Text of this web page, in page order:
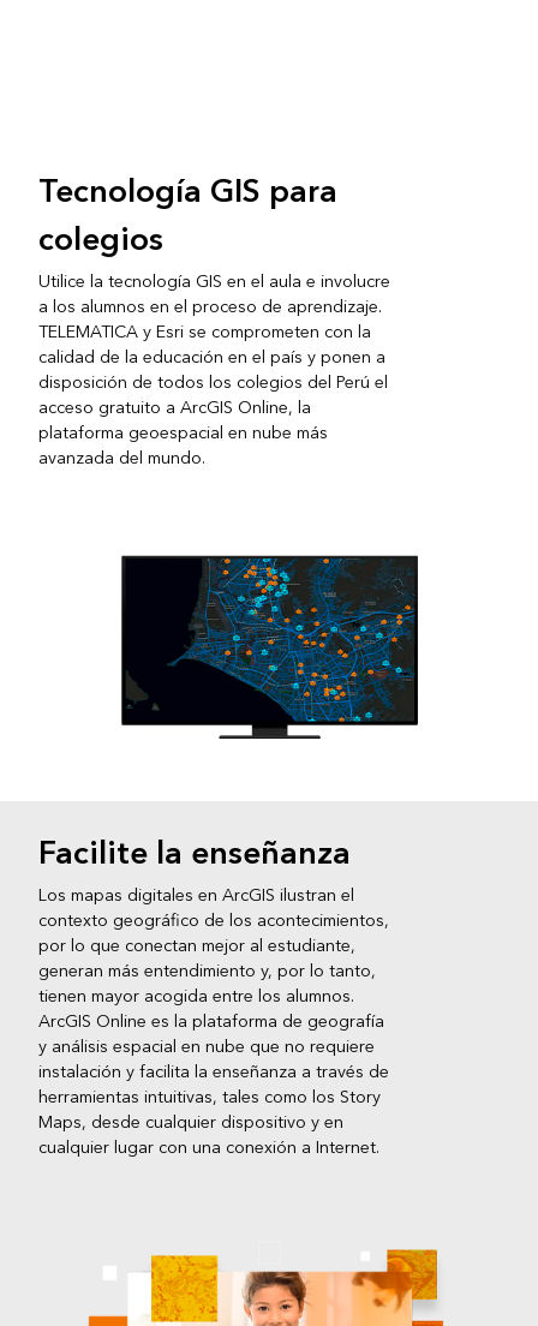
Tecnología GIS para
colegios
Utilice la tecnología GIS en el aula e involucre
a los alumnos en el proceso de aprendizaje.
TELEMATICA y Esri se comprometen con la
calidad de la educación en el país y ponen a
disposición de todos los colegios del Perú el
acceso gratuito a ArcGIS Online, la
plataforma geoespacial en nube más
avanzada del mundo.
Facilite la enseñanza
Los mapas digitales en ArcGIS ilustran el
contexto geográfico de los acontecimientos,
por lo que conectan mejor al estudiante,
generan más entendimiento y, por lo tanto,
tienen mayor acogida entre los alumnos.
ArcGIS Online es la plataforma de geografía
y análisis espacial en nube que no requiere
instalación y facilita la enseñanza a través de
herramientas intuitivas, tales como los Story
Maps, desde cualquier dispositivo y en
cualquier lugar con una conexión a Internet.